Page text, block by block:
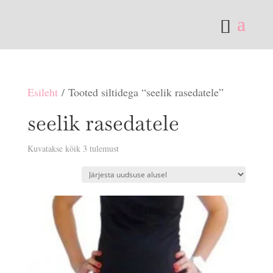
Esileht/ Tooted siltidega “seelik rasedatele”
seelik rasedatele
Kuvatakse kõik 3 tulemustSorditud